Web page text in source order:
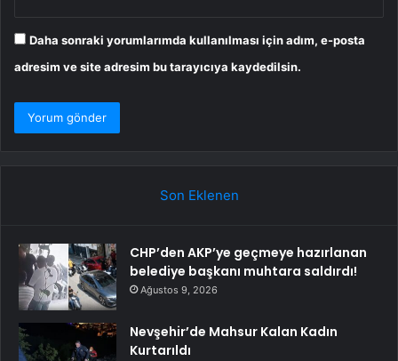
Daha sonraki yorumlarımda kullanılması için adım, e-posta
adresim ve site adresim bu tarayıcıya kaydedilsin.
Son Eklenen
CHP’den AKP’ye geçmeye hazırlanan
belediye başkanı muhtara saldırdı!
Ağustos 9, 2026
Nevşehir’de Mahsur Kalan Kadın
Kurtarıldı